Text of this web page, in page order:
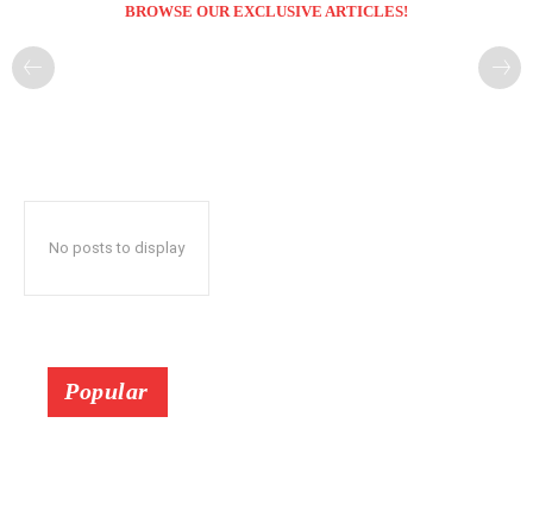
BROWSE OUR EXCLUSIVE ARTICLES!
No posts to display
Popular